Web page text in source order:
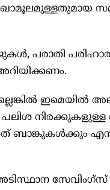
പരാതി
ഇമെയിൽ
പലിശ നിരക്കുകളുള്ള
ബാങ്കുകൾക്കും
സേവിംഗ്‌സ്